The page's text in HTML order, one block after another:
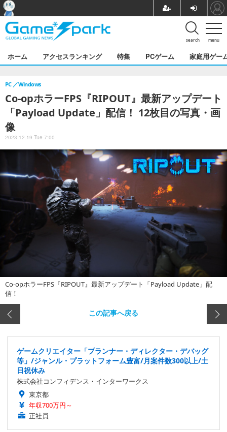
menu
search
ホーム アクセスランキング 特集 PCゲーム 家庭用ゲー
Co-opホラーFPS『RIPOUT』最新アップデート
「Payload Update」配信！ 12枚目の写真・画
像
PC Windows
2023.12.19 Tue 7:00
Co-opホラーFPS『RIPOUT』最新アップデート「Payload Update」配
信！
この記事へ戻る
ゲームクリエイター「プランナー・ディレクター・デバッグ
等」/ジャンル・プラットフォーム豊富/月案件数300以上/土
日祝休み
株式会社コンフィデンス・インターワークス
東京都
年収700万円～
正社員